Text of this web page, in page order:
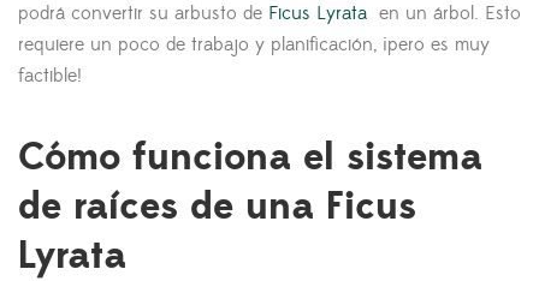
podrá convertir su arbusto de Ficus Lyrata en un árbol. Esto
requiere un poco de trabajo y planificación, ¡pero es muy
factible!
Cómo funciona el sistema
de raíces de una Ficus
Lyrata